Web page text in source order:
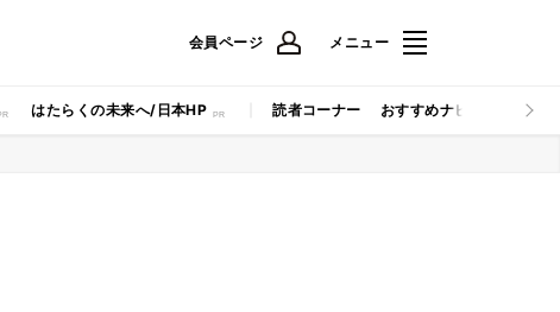
会員ページ メニュー
はたらくの未来へ/日本HP 読者コーナー おすすめナビ マイナビ